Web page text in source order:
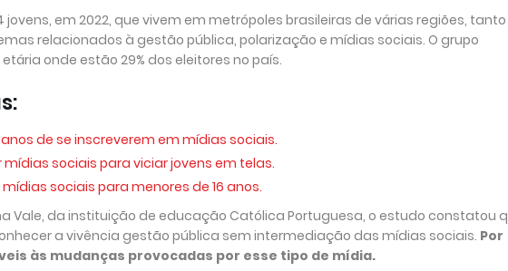
em 2022, que vivem em metrópoles brasileiras de várias regiões,
relacionados à gestão pública, polarização e mídias sociais. O grupo
onde estão 29% dos eleitores no país.
de se inscreverem em mídias sociais.
sociais para viciar jovens em telas.
sociais para menores de 16 anos.
Vale, da instituição de educação Católica Portuguesa, o estudo constatou
a vivência gestão pública sem intermediação das mídias sociais. Por
às mudanças provocadas por esse tipo de mídia.